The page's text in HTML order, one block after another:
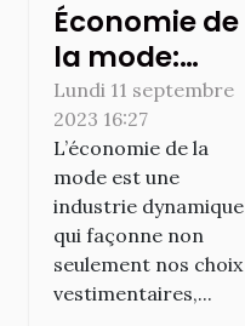
Économie de
la mode:
Comprendre
l'importance
du style dans
le commerce
mondial
Lundi 11 septembre
2023 16:27
L’économie de la
mode est une
industrie dynamique
qui façonne non
seulement nos choix
vestimentaires,...